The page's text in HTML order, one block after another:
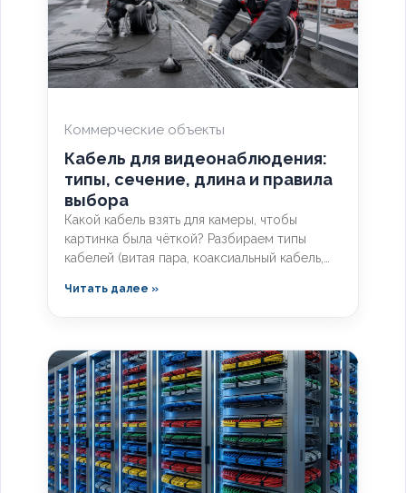
Коммерческие объекты
Кабель для видеонаблюдения:
типы, сечение, длина и правила
выбора
Какой кабель взять для камеры, чтобы
картинка была чёткой? Разбираем типы
кабелей (витая пара, коаксиальный кабель,
правила прокладки уличных трасс систем
Читать далее »